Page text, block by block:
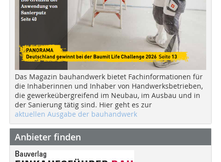
Das Magazin bauhandwerk bietet Fachinformationen für
die Inhaberinnen und Inhaber von Handwerksbetrieben,
die gewerkeübergreifend im Neubau, im Ausbau und in
der Sanierung tätig sind. Hier geht es zur
aktuellen Ausgabe der bauhandwerk
Anbieter finden